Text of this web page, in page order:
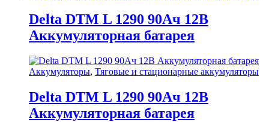
Delta DTM L 1290 90Ач 12В
Аккумуляторная батарея
Аккумуляторы, Тяговые и стационарные аккумуляторы
Delta DTM L 1290 90Ач 12В
Аккумуляторная батарея